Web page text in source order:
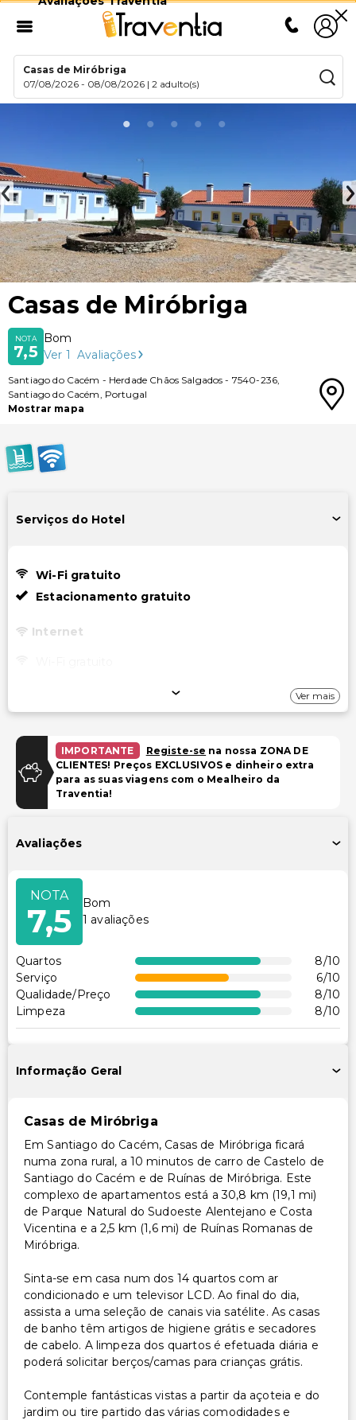
Casas de Miróbriga
07/08/2026 - 08/08/2026 |2 adulto(s)
Casas de Miróbriga
NOTA
7,5
Bom
Ver 1 Avaliações
Santiago do Cacém - Herdade Chãos Salgados - 7540-236,
Santiago do Cacém, Portugal
Mostrar mapa
Serviços do Hotel
Wi-Fi gratuito
Estacionamento gratuito
Internet
Piscina e Bem-estar
Piscina infantil
TV em áreas comuns
Caixa multibanco/serviços bancários
Área para piquenique
Outros serviços
Cofre na recepção
Serviço de lavanderia
Ver mais
IMPORTANTE Registe-se na nossa ZONA DE
CLIENTES! Preços EXCLUSIVOS e dinheiro extra
para as suas viagens com o Mealheiro da
Traventia!
Avaliações
NOTA
7,5
Bom
1 avaliações
Quartos 8/10
Serviço
6/10
Qualidade/Preço
8/10
Limpeza
8/10
Informação Geral
Casas de Miróbriga
Em Santiago do Cacém, Casas de Miróbriga ficará
numa zona rural, a 10 minutos de carro de Castelo de
Santiago do Cacém e de Ruínas de Miróbriga. Este
complexo de apartamentos está a 30,8 km (19,1 mi)
de Parque Natural do Sudoeste Alentejano e Costa
Vicentina e a 2,5 km (1,6 mi) de Ruínas Romanas de
Miróbriga.
Sinta-se em casa num dos 14 quartos com ar
condicionado e um televisor LCD. Ao final do dia,
assista a uma seleção de canais via satélite. As casas
de banho têm artigos de higiene grátis e secadores
de cabelo. A limpeza dos quartos é efetuada diária e
poderá solicitar berços/camas para crianças grátis.
Contemple fantásticas vistas a partir da açoteia e do
jardim ou tire partido das várias comodidades e